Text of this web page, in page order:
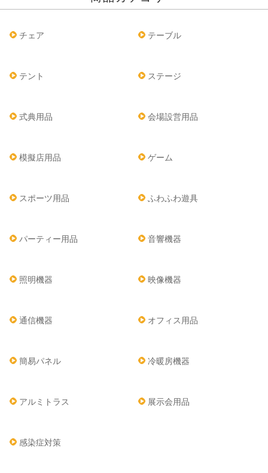
チェア テーブル
テント ステージ
式典用品 会場設営用品
模擬店用品 ゲーム
スポーツ用品 ふわふわ遊具
パーティー用品 音響機器
照明機器 映像機器
通信機器 オフィス用品
簡易パネル 冷暖房機器
アルミトラス 展示会用品
感染症対策